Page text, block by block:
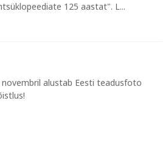
125 aastat". L...
novembril alustab Eesti teadusfoto